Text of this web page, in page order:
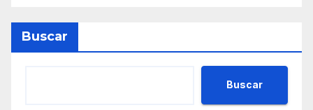
Buscar
Buscar